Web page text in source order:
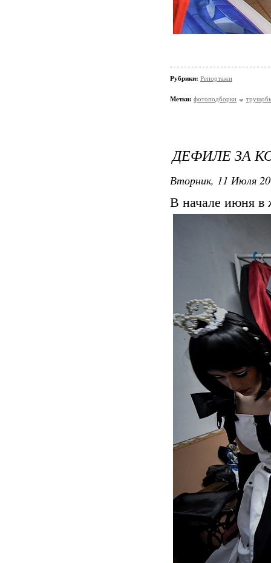
Рубрики: Репортажи
Метки: фотоподборки
ДЕФИЛЕ ЗА
Вторник, 11 Июля
В начале июня в